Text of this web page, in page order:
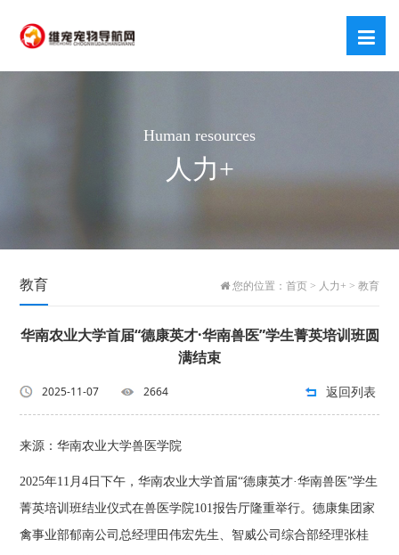
Human resources
人力+
教育 您的位置： 首页> 人力+ > 教育
华南农业大学首届“德康英才·华南兽医”学生菁英培训班圆
满结束
2025-11-07 2664 返回列表
来源：华南农业大学兽医学院
2025年11月4日下午，华南农业大学首届“德康英才·华南兽医”学生
菁英培训班结业仪式在兽医学院101报告厅隆重举行。德康集团家
禽事业部郁南公司总经理田伟宏先生、智威公司综合部经理张桂